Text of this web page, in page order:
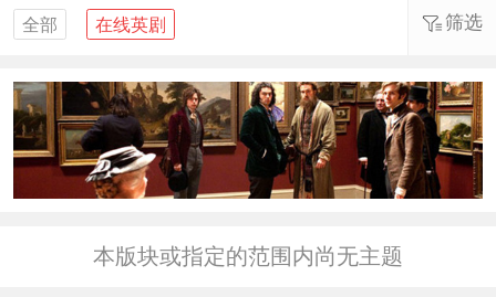
全部 在线英剧 筛选
本版块或指定的范围内尚无主题